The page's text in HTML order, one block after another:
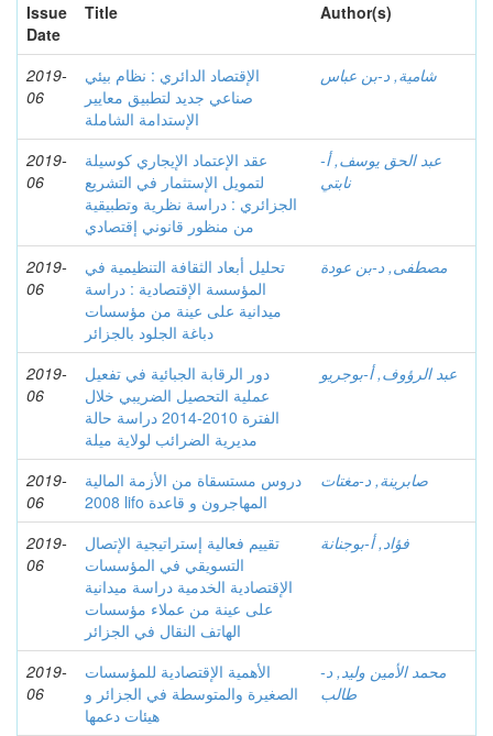
Issue
Date
Title Author(s)
2019-
06
الإقتصاد الدائري : نظام بيئي
صناعي جديد لتطبيق معايير
الإستدامة الشاملة
شامية, د-بن عباس
2019-
06
عقد الإعتماد الإيجاري كوسيلة
لتمويل الإستثمار في التشريع
الجزائري : دراسة نظرية وتطبيقية
من منظور قانوني إقتصادي
عبد الحق يوسف, أ-
نابتي
2019-
06
تحليل أبعاد الثقافة التنظيمية في
المؤسسة الإقتصادية : دراسة
ميدانية على عينة من مؤسسات
دباغة الجلود بالجزائر
مصطفى, د-بن عودة
2019-
06
دور الرقابة الجبائية في تفعيل
عملية التحصيل الضريبي خلال
الفترة 2010-2014 دراسة حالة
مديرية الضرائب لولاية ميلة
عبد الرؤوف, أ-بوجريو
2019-
06
دروس مستسقاة من الأزمة المالية
2008 lifo المهاجرون و قاعدة
صابرينة, د-مغتات
2019-
06
تقييم فعالية إستراتيجية الإتصال
التسويقي في المؤسسات
الإقتصادية الخدمية دراسة ميدانية
على عينة من عملاء مؤسسات
الهاتف النقال في الجزائر
فؤاد, أ-بوجنانة
2019-
06
الأهمية الإقتصادية للمؤسسات
الصغيرة والمتوسطة في الجزائر و
هيئات دعمها
محمد الأمين وليد, د-
طالب